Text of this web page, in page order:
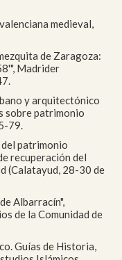
medieval,
de Zaragoza:
Madrider
y arquitectónico
sobre patrimonio
79.
del patrimonio
recuperación del
(Calatayud, 28-30 de
Albarracín",
de la Comunidad de
Guías de Historia,